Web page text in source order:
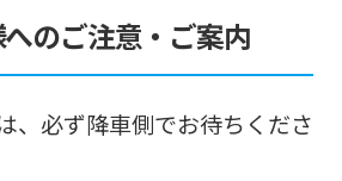
のご注意・ご案内
、必ず降車側でお待ちくださ
ask
that
fully